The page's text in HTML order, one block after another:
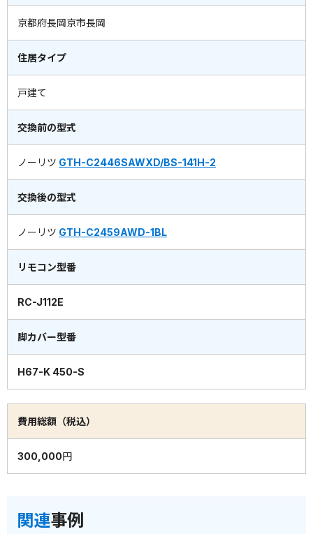
京都府長岡京市長岡
住居タイプ
戸建て
交換前の型式
ノーリツ GTH-C2446SAWXD/BS-141H-2
交換後の型式
ノーリツ GTH-C2459AWD-1BL
リモコン型番
RC-J112E
脚カバー型番
H67-K 450-S
費用総額（税込）
300,000円
関連事例